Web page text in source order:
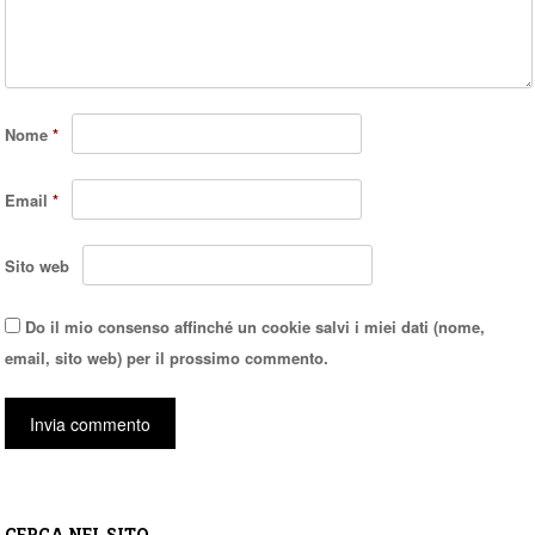
Nome*
Email*
Sito web
Do il mio consenso affinché un cookie salvi i miei dati (nome,
email, sito web) per il prossimo commento.